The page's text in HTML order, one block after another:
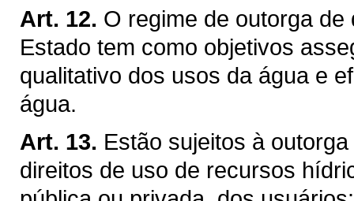
Art. 12. O regime de outorga
Estado tem como objetivos
qualitativo dos usos da água e
água.
Art. 13. Estão sujeitos à
direitos de uso de recursos